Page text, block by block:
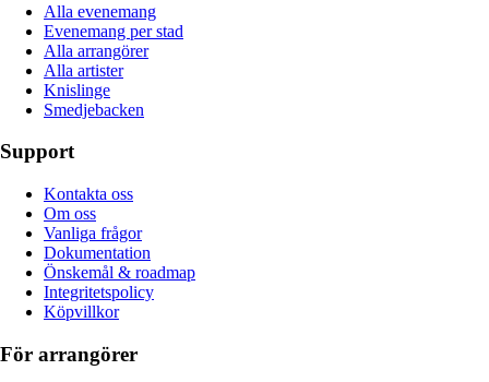
Alla evenemang
Evenemang per stad
Alla arrangörer
Alla artister
Knislinge
Smedjebacken
Support
Kontakta oss
Om oss
Vanliga frågor
Dokumentation
Önskemål & roadmap
Integritetspolicy
Köpvillkor
För arrangörer